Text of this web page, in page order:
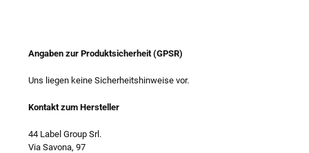
Angaben zur Produktsicherheit (GPSR)
Uns liegen keine Sicherheitshinweise vor.
Kontakt zum Hersteller
44 Label Group Srl.
Via Savona, 97